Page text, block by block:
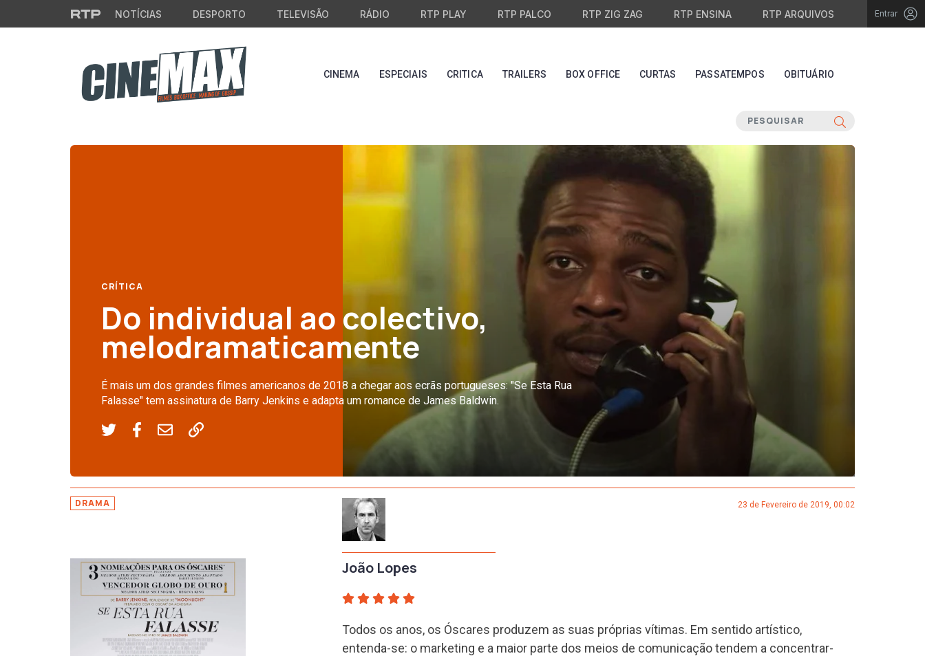
Saltar para o conteúdo principal
NOTÍCIAS DESPORTO TELEVISÃO RÁDIO RTP PLAY RTP PALCO RTP ZIG ZAG RTP ENSINA RTP ARQUIVOS Entrar
CINEMA ESPECIAIS CRITICA TRAILERS BOX OFFICE CURTAS PASSATEMPOS OBITUÁRIO
CRÍTICA
Do individual ao colectivo,
melodramaticamente
É mais um dos grandes filmes americanos de 2018 a chegar aos ecrãs portugueses: "Se Esta Rua
Falasse" tem assinatura de Barry Jenkins e adapta um romance de James Baldwin.
DRAMA
João Lopes
23 de Fevereiro de 2019, 00:02
Todos os anos, os Óscares produzem as suas próprias vítimas. Em sentido artístico,
entenda-se: o marketing e a maior parte dos meios de comunicação tendem a concentrar-